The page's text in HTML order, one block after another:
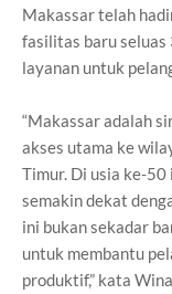
Makassar telah
fasilitas baru seluas
layanan untuk
“Makassar adalah
akses utama ke
Timur. Di usia ke-50
semakin dekat
ini bukan sekadar
untuk membantu
produktif,” kata